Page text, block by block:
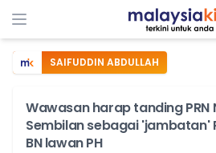
SAIFUDDIN ABDULLAH
Wawasan harap tanding PRN
Sembilan sebagai 'jambatan'
BN lawan PH